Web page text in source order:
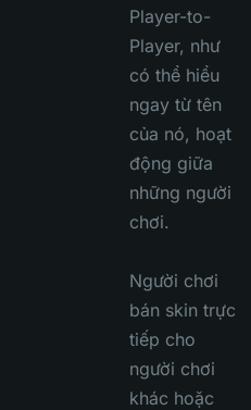
Player-to-
Player, như
có thể hiểu
ngay từ tên
của nó, hoạt
động giữa
những người
chơi.
Người chơi
bán skin trực
tiếp cho
người chơi
khác hoặc